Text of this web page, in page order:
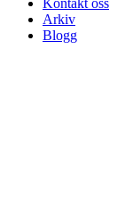
Arkiv
Blogg